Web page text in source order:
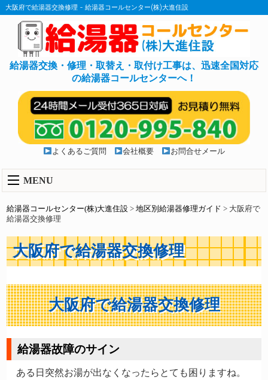
大阪府で給湯器交換修理 - 給湯器コールセンター(株)大進住設
給湯器交換・修理・取替え・取付け工事は、迅速全国対応
の給湯器コールセンターへ！
よくあるご質問 会社概要 お問合せメール
MENU
給湯器コールセンター(株)大進住設 >地区別給湯器修理ガイド > 大阪府で
給湯器交換修理
大阪府で給湯器交換修理
大阪府で給湯器交換修理
給湯器故障のサイン
ある日突然お湯が出なくなったらとても困りますね。